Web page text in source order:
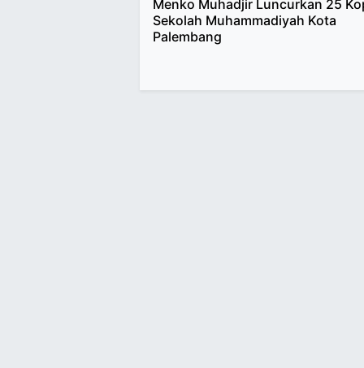
Menko Muhadjir Luncurkan 25
Sekolah Muhammadiyah Kota
Palembang